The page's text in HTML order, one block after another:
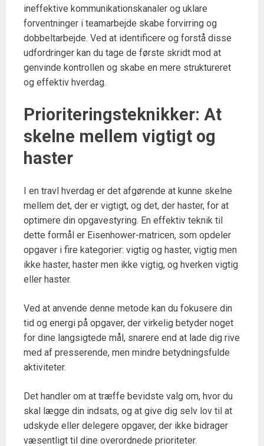
ineffektive kommunikationskanaler og uklare
forventninger i teamarbejde skabe forvirring og
dobbeltarbejde. Ved at identificere og forstå disse
udfordringer kan du tage de første skridt mod at
genvinde kontrollen og skabe en mere struktureret
og effektiv hverdag.
Prioriteringsteknikker: At
skelne mellem vigtigt og
haster
I en travl hverdag er det afgørende at kunne skelne
mellem det, der er vigtigt, og det, der haster, for at
optimere din opgavestyring. En effektiv teknik til
dette formål er Eisenhower-matricen, som opdeler
opgaver i fire kategorier: vigtig og haster, vigtig men
ikke haster, haster men ikke vigtig, og hverken vigtig
eller haster.
Ved at anvende denne metode kan du fokusere din
tid og energi på opgaver, der virkelig betyder noget
for dine langsigtede mål, snarere end at lade dig rive
med af presserende, men mindre betydningsfulde
aktiviteter.
Det handler om at træffe bevidste valg om, hvor du
skal lægge din indsats, og at give dig selv lov til at
udskyde eller delegere opgaver, der ikke bidrager
væsentligt til dine overordnede prioriteter.